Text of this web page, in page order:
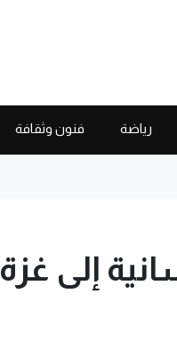
رياضة فنون وثقافة
إلى غزة